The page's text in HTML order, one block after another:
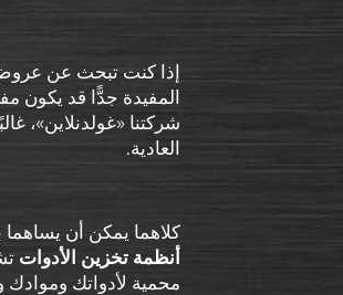
إذا كنت تبحث عن عروض
المفيدة جدًّا قد يكون
شركتنا «غولدنلاين»،
العادية.
كلاهما يمكن أن يساهما
أنظمة تخزين الأدوات
محمية لأدواتك